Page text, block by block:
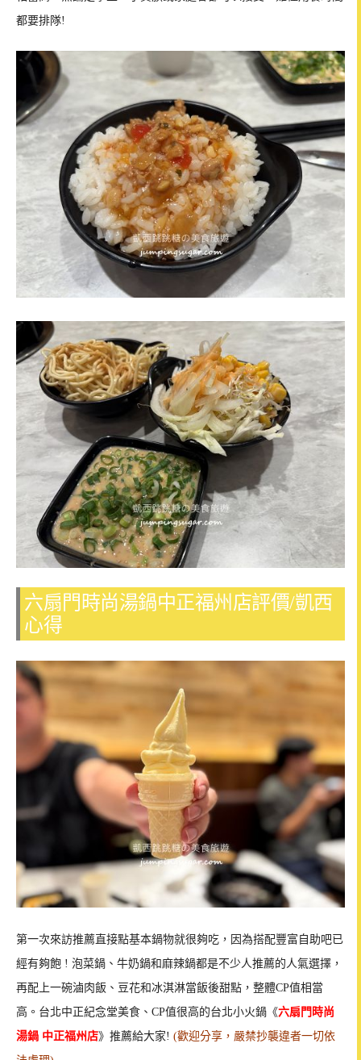
都要排隊!
六扇門時尚湯鍋中正福州店評價/凱西
心得
第一次來訪推薦直接點基本鍋物就很夠吃，因為搭配豐富自助吧已
經有夠飽 ! 泡菜鍋、牛奶鍋和麻辣鍋都是不少人推薦的人氣選擇，
再配上一碗滷肉飯、豆花和冰淇淋當飯後甜點，整體CP值相當
高。台北中正紀念堂美食、CP值很高的台北小火鍋《六扇門時尚
湯鍋 中正福州店》推薦給大家! (歡迎分享，嚴禁抄襲違者一切依